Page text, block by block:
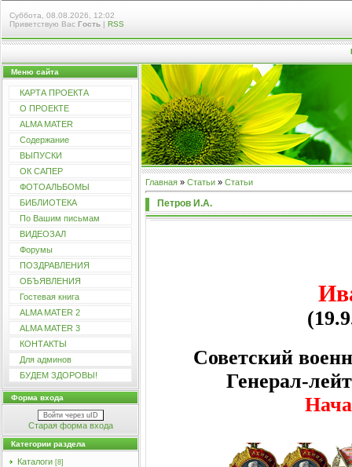
Суббота, 08.08.2026, 12:02
Приветствую Вас Гость | RSS
Меню сайта
КАРТА ПРОЕКТА
О ПРОЕКТЕ
ALMA MATER
Содержание
ВЫПУСКИ
ОК САПЕР
ФОТОАЛЬБОМЫ
БИБЛИОТЕКА
По Вашим письмам
ВИДЕОЗАЛ
Форумы
ПОЗДРАВЛЕНИЯ
ОБЪЯВЛЕНИЯ
Гостевая книга
ALMA MATER 2
ALMA MATER 3
КОНТАКТЫ
Для админов
БУДЕМ ЗДОРОВЫ!
Форма входа
Войти через uID
Старая форма входа
Категории раздела
Каталоги [8]
Главная » Статьи » Статьи
Петров И.А.
Советский
Генерал-